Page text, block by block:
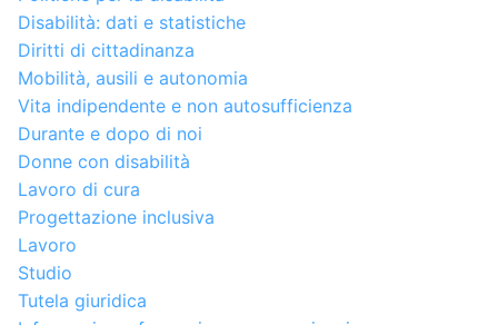
Disabilità: dati e statistiche
Diritti di cittadinanza
Mobilità, ausili e autonomia
Vita indipendente e non autosufficienza
Durante e dopo di noi
Donne con disabilità
Lavoro di cura
Progettazione inclusiva
Lavoro
Studio
Tutela giuridica